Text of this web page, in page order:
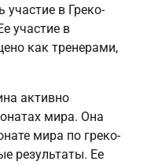
участие в Греко-
участие в
как тренерами,
активно
мира. Она
мира по греко-
результаты. Ее